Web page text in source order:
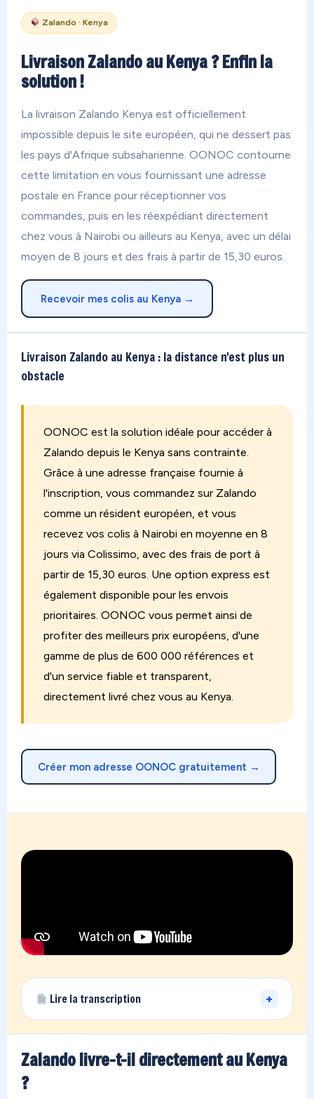
Zalando · Kenya
Livraison Zalando au Kenya ? Enfin la
solution !
La livraison Zalando Kenya est officiellement
impossible depuis le site européen, qui ne dessert pas
les pays d'Afrique subsaharienne. OONOC contourne
cette limitation en vous fournissant une adresse
postale en France pour réceptionner vos
commandes, puis en les réexpédiant directement
chez vous à Nairobi ou ailleurs au Kenya, avec un délai
moyen de 8 jours et des frais à partir de 15,30 euros.
Recevoir mes colis au Kenya →
Livraison Zalando au Kenya : la distance n'est plus un
obstacle
OONOC est la solution idéale pour accéder à
Zalando depuis le Kenya sans contrainte.
Grâce à une adresse française fournie à
l'inscription, vous commandez sur Zalando
comme un résident européen, et vous
recevez vos colis à Nairobi en moyenne en 8
jours via Colissimo, avec des frais de port à
partir de 15,30 euros. Une option express est
également disponible pour les envois
prioritaires. OONOC vous permet ainsi de
profiter des meilleurs prix européens, d'une
gamme de plus de 600 000 références et
d'un service fiable et transparent,
directement livré chez vous au Kenya.
Créer mon adresse OONOC gratuitement →
Lire la transcription +
ou des boutiques qui refusent de livrer à votre
Zalando livre-t-il directement au Kenya
?